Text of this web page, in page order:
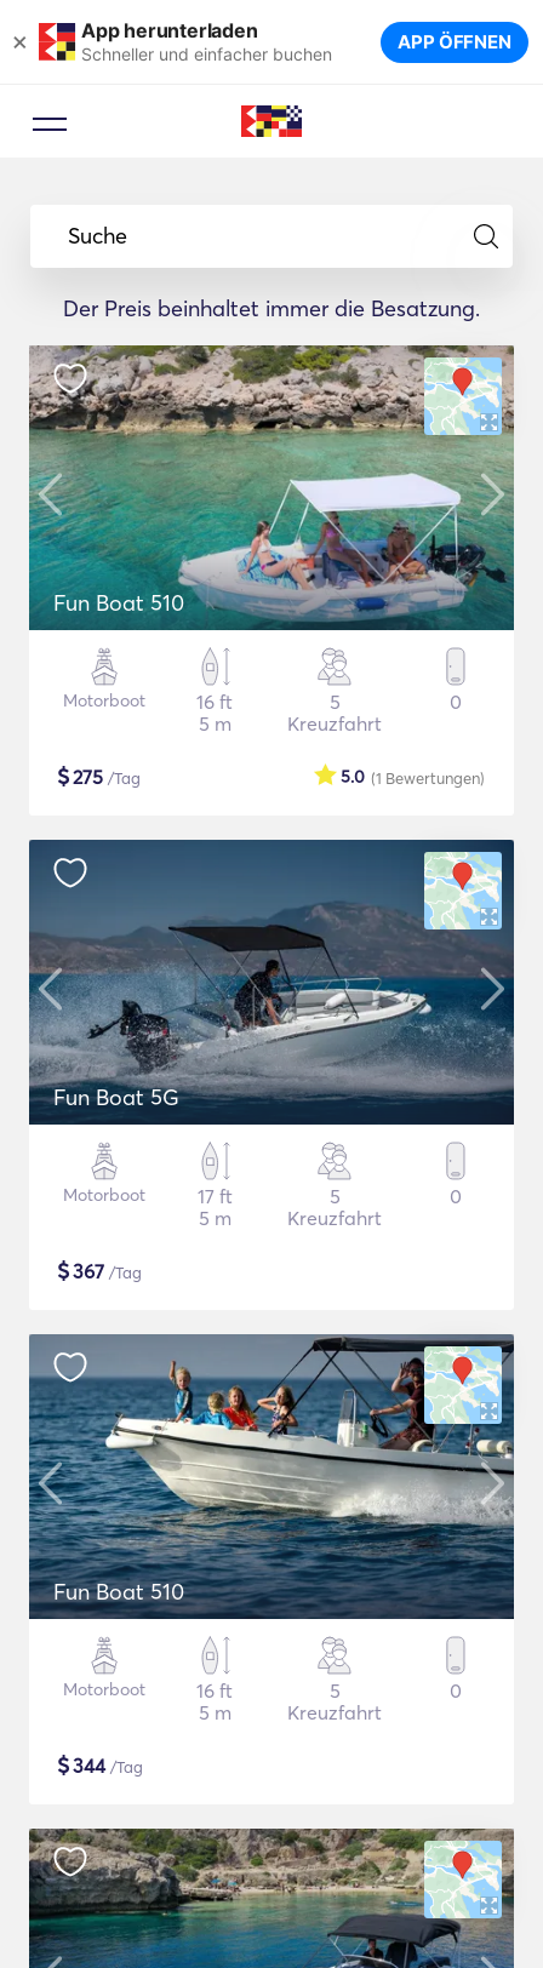
× App herunterladen
Schneller und einfacher buchen APP ÖFFNEN
Suche
Der Preis beinhaltet immer die Besatzung.
Fun Boat 510
Motorboot
16 ft
5 m
5
Kreuzfahrt
0
$275 /Tag (1 Bewertungen)
5.0
Fun Boat 5G
Motorboot
17 ft
5 m
5
Kreuzfahrt
0
$367 /Tag
Fun Boat 510
Motorboot
16 ft
5 m
5
Kreuzfahrt
0
$344/Tag